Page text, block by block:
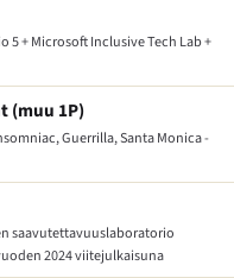
5 + Microsoft Inclusive Tech Lab +
(muu 1P)
Guerrilla, Santa Monica -
saavutettavuuslaboratorio
2024 viitejulkaisuna